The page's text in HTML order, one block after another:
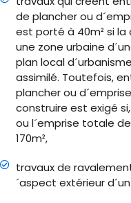
de plancher ou
est porté à 40m² si
une zone urbaine
plan local
assimilé. Toutefois,
plancher ou
construire est exigé
ou l´emprise totale
170m²,
travaux de
´aspect extérieur